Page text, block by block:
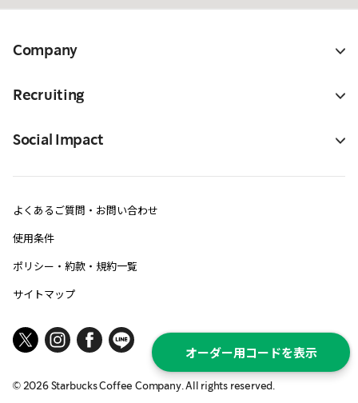
オーダー用コードを表示
Company
Recruiting
Social Impact
よくあるご質問・お問い合わせ
使用条件
ポリシー・約款・規約一覧
サイトマップ
© 2026Starbucks Coffee Company. All rights reserved.